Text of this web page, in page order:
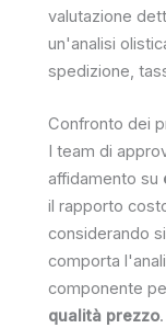
valutazione
un'analisi
spedizione,
Confronto dei
I team di
affidamento su
il rapporto
considerando
comporta
componente
qualità prezzo